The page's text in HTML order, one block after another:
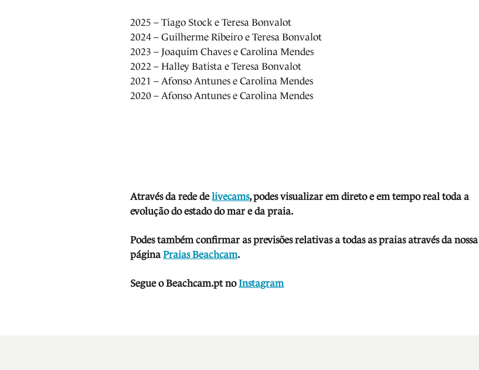
2025 – Tiago Stock e Teresa Bonvalot
2024 – Guilherme Ribeiro e Teresa Bonvalot
2023 – Joaquim Chaves e Carolina Mendes
2022 – Halley Batista e Teresa Bonvalot
2021 – Afonso Antunes e Carolina Mendes
2020 – Afonso Antunes e Carolina Mendes
Através da rede delivecams, podes visualizar em direto e em tempo real toda a
evolução do estado do mar e da praia.
Podes também confirmar as previsões relativas a todas as praias através da nossa
páginaPraias Beachcam.
Segue o Beachcam.pt no Instagram